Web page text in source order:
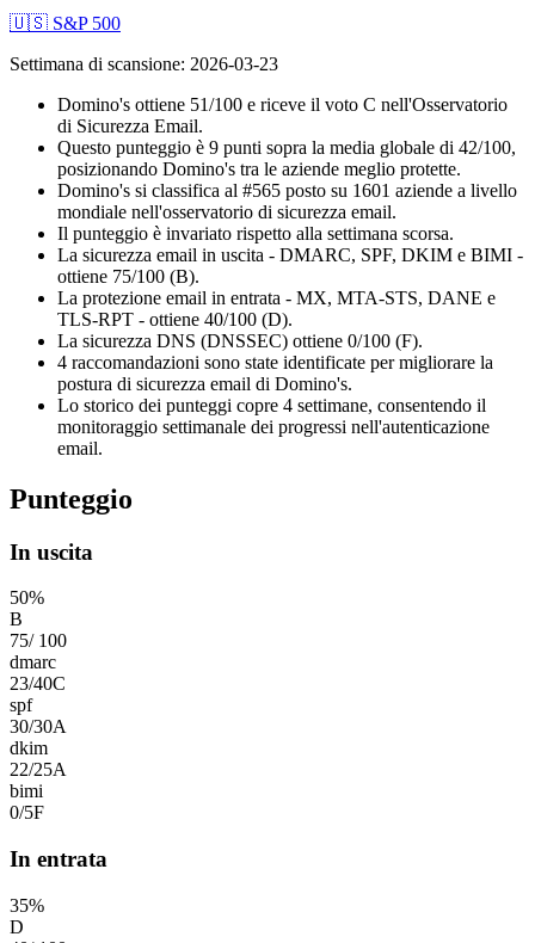
🇺🇸 S&P 500
Settimana di scansione: 2026-03-23
Domino's ottiene 51/100 e riceve il voto C nell'Osservatorio
di Sicurezza Email.
Questo punteggio è 9 punti sopra la media globale di 42/100,
posizionando Domino's tra le aziende meglio protette.
Domino's si classifica al #565 posto su 1601 aziende a livello
mondiale nell'osservatorio di sicurezza email.
Il punteggio è invariato rispetto alla settimana scorsa.
La sicurezza email in uscita - DMARC, SPF, DKIM e BIMI -
ottiene 75/100 (B).
La protezione email in entrata - MX, MTA-STS, DANE e
TLS-RPT - ottiene 40/100 (D).
La sicurezza DNS (DNSSEC) ottiene 0/100 (F).
4 raccomandazioni sono state identificate per migliorare la
postura di sicurezza email di Domino's.
Lo storico dei punteggi copre 4 settimane, consentendo il
monitoraggio settimanale dei progressi nell'autenticazione
email.
Punteggio
In uscita
50%
B
75/ 100
dmarc
23/40C
spf
30/30A
dkim
22/25A
bimi
0/5F
In entrata
35%
D